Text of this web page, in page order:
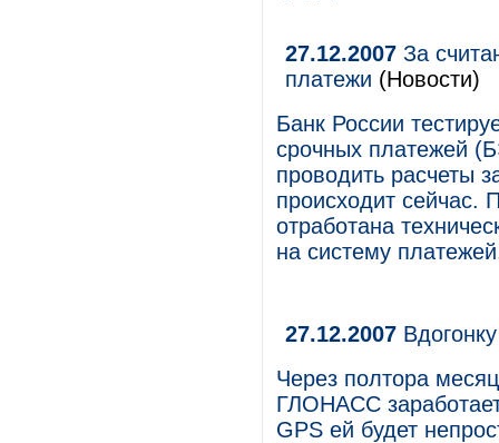
27.12.2007 За
платежи (Новости)
Банк России
срочных платежей
проводить расчеты
происходит сейчас.
отработана
на систему
27.12.2007
Через полтора
ГЛОНАСС
GPS ей будет